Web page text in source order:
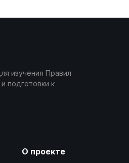
изучения Правил
подготовки к
О проекте